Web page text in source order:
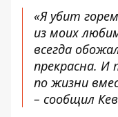
«Я убит
из моих
всегда
прекрасна.
по жизни
– сообщил